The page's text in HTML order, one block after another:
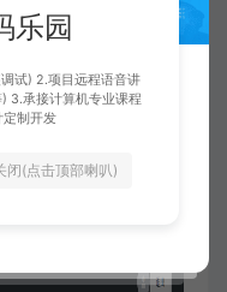
乐园
试) 2.项目远程语音讲
3.承接计算机专业课程
定制开发
闭(点击顶部喇叭)